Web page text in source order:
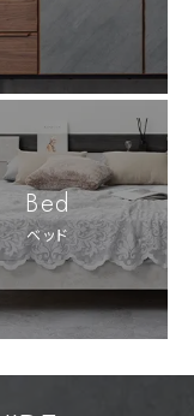
Bed
ベッド